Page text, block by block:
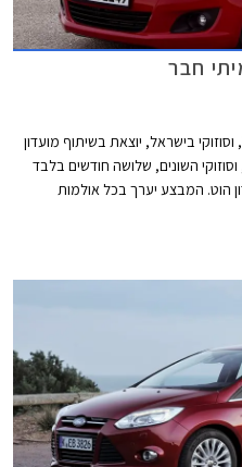
חבר
בישראל, יוצאת בשיתוף מועדון
השונים, שלושה חודשים בלבד
הוט. המבצע יערך בכל אולמות
רכישת רכב חדש, הנחות אבזור
המבצע ייהנו גם מאפשרות לתשלום של עד 30,000 ₪ בכרטיס אשראי חבר